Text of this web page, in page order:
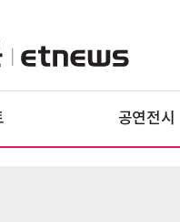
공연전시